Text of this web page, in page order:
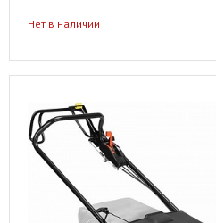
Нет в наличии